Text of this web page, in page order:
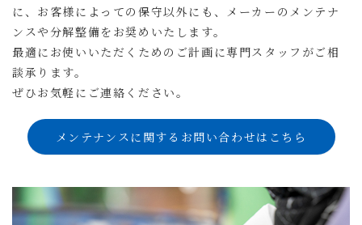
に、お客様によっての保守以外にも、メーカーのメンテナ
ンスや分解整備をお奨めいたします。
最適にお使いいただくためのご計画に専門スタッフがご相
談承ります。
ぜひお気軽にご連絡ください。
メンテナンスに関するお問い合わせはこちら